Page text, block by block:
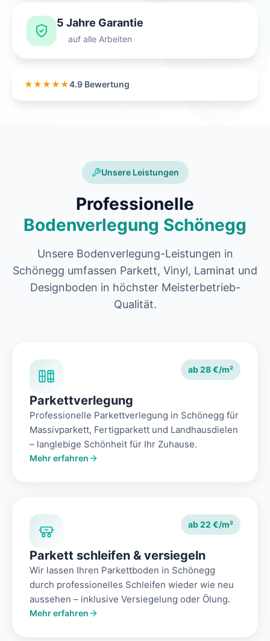
5 Jahre Garantie
auf alle Arbeiten
★★★★★4.9 Bewertung
Unsere Leistungen
Professionelle
Bodenverlegung Schönegg
Unsere Bodenverlegung-Leistungen in
Schönegg umfassen Parkett, Vinyl, Laminat und
Designboden in höchster Meisterbetrieb-
Qualität.
ab 28 €/m²
Parkettverlegung
Professionelle Parkettverlegung in Schönegg für
Massivparkett, Fertigparkett und Landhausdielen
– langlebige Schönheit für Ihr Zuhause.
Mehr erfahren
ab 22 €/m²
Parkett schleifen & versiegeln
Wir lassen Ihren Parkettboden in Schönegg
durch professionelles Schleifen wieder wie neu
aussehen – inklusive Versiegelung oder Ölung.
Mehr erfahren